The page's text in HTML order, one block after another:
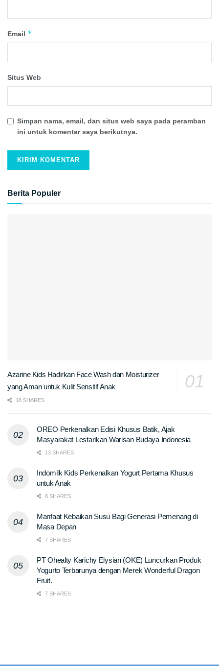
Email *
Situs Web
Simpan nama, email, dan situs web saya pada peramban
ini untuk komentar saya berikutnya.
Berita Populer
Azarine Kids Hadirkan Face Wash dan Moisturizer
yang Aman untuk Kulit Sensitif Anak
18 SHARES
OREO Perkenalkan Edisi Khusus Batik, Ajak
Masyarakat Lestarikan Warisan Budaya Indonesia
13 SHARES
Indomilk Kids Perkenalkan Yogurt Pertama Khusus
untuk Anak
8 SHARES
Manfaat Kebaikan Susu Bagi Generasi Pemenang di
Masa Depan
7 SHARES
PT Ohealty Karichy Elysian (OKE) Luncurkan Produk
Yogurto Terbarunya dengan Merek Wonderful Dragon
Fruit.
7 SHARES